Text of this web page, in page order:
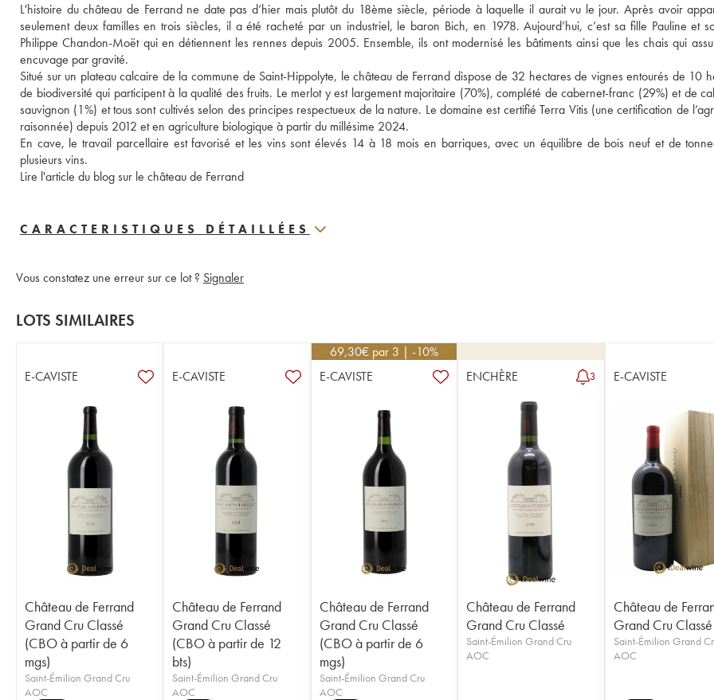
L'histoire du château de Ferrand ne date pas d’hier mais plutôt du 18ème siècle, période à laquelle il aurait vu le jour. Après avoir
seulement deux familles en trois siècles, il a été racheté par un industriel, le baron Bich, en 1978. Aujourd’hui, c’est sa fille Pauline et
Philippe Chandon-Moët qui en détiennent les rennes depuis 2005. Ensemble, ils ont modernisé les bâtiments ainsi que les chais qui
encuvage par gravité.
Situé sur un plateau calcaire de la commune de Saint-Hippolyte, le château de Ferrand dispose de 32 hectares de vignes entourés de 10
de biodiversité qui participent à la qualité des fruits. Le merlot y est largement majoritaire (70%), complété de cabernet-franc (29%) et de
sauvignon (1%) et tous sont cultivés selon des principes respectueux de la nature. Le domaine est certifié Terra Vitis (une certification de
raisonnée) depuis 2012 et en agriculture biologique à partir du millésime 2024.
En cave, le travail parcellaire est favorisé et les vins sont élevés 14 à 18 mois en barriques, avec un équilibre de bois neuf et de
plusieurs vins.
Lire l'article du blog sur le château de Ferrand
CARACTERISTIQUES DÉTAILLÉES
Vous constatez une erreur sur ce lot ? Signaler
LOTS SIMILAIRES
E-CAVISTE
Château de Ferrand
Grand Cru Classé
(CBO à partir de 6
mgs)
Saint-Émilion Grand Cru
AOC
E-CAVISTE
Château de Ferrand
Grand Cru Classé
(CBO à partir de 12
bts)
Saint-Émilion Grand Cru
AOC
69,30€ par 3 | -10%
E-CAVISTE
Château de Ferrand
Grand Cru Classé
(CBO à partir de 6
mgs)
Saint-Émilion Grand Cru
AOC
ENCHÈRE 3
Château de Ferrand
Grand Cru Classé
Saint-Émilion Grand Cru
AOC
E-CAVISTE
Château de
Grand Cru Classé
Saint-Émilion Grand
AOC